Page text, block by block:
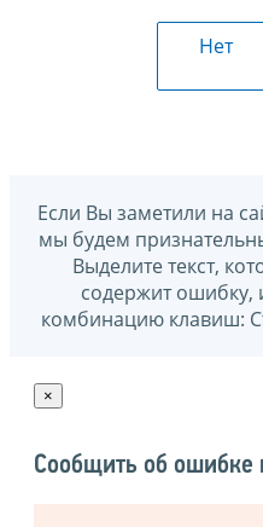
Нет
Если Вы заметили на
мы будем
Выделите текст,
содержит ошибку,
комбинацию клавиш:
×
Сообщить об ошибке